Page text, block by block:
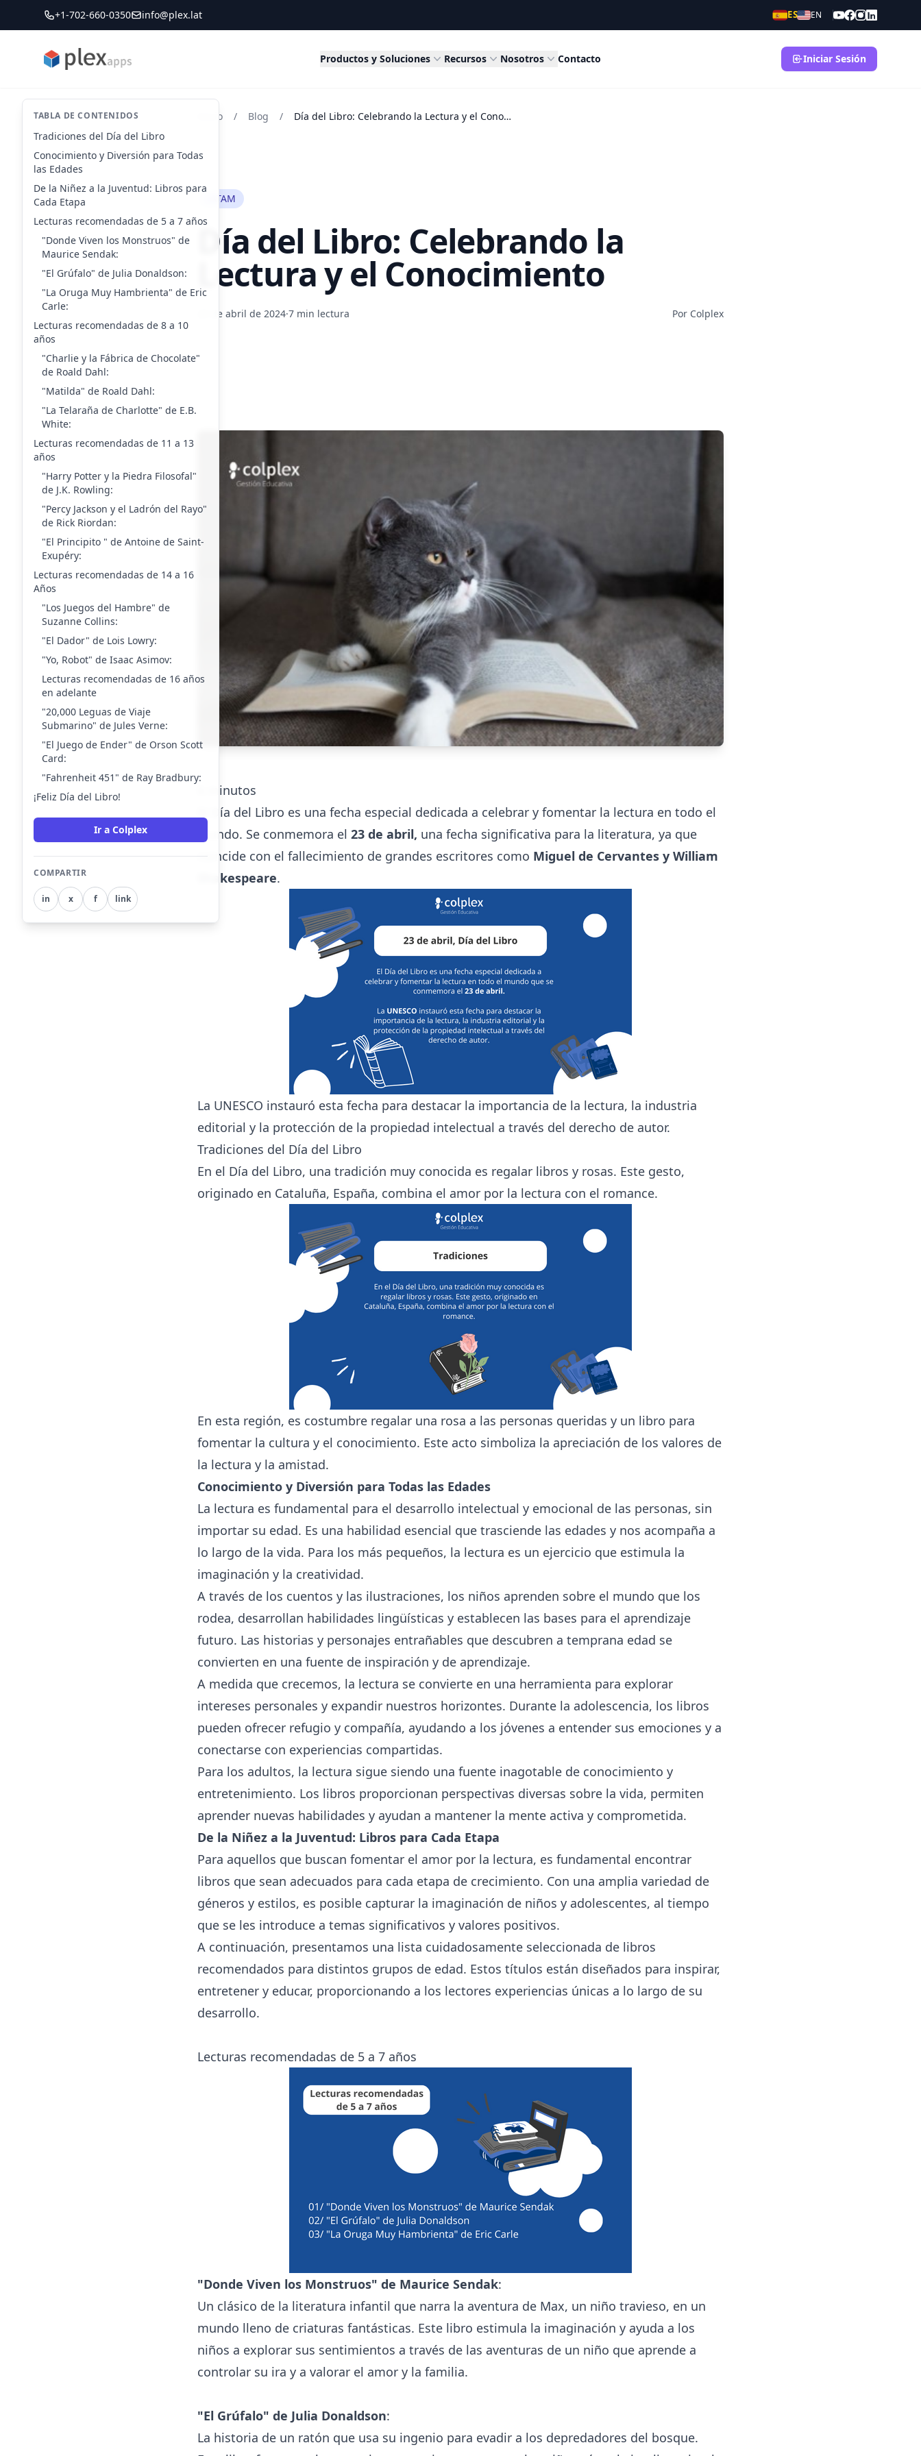
+1-702-660-0350 info@plex.lat ES EN
PLEXapps Productos y Soluciones Recursos Nosotros Contacto Iniciar Sesión
Inicio / Blog / Día del Libro: Celebrando la Lectura y el Conocimiento
LATAM
Día del Libro: Celebrando la
Lectura y el Conocimiento
23 de abril de 2024·7 min lectura Por Colplex
TABLA DE CONTENIDOS
Tradiciones del Día del Libro
Conocimiento y Diversión para Todas
las Edades
De la Niñez a la Juventud: Libros para
Cada Etapa
Lecturas recomendadas de 5 a 7 años
"Donde Viven los Monstruos" de
Maurice Sendak:
"El Grúfalo" de Julia Donaldson:
"La Oruga Muy Hambrienta" de Eric
Carle:
Lecturas recomendadas de 8 a 10
años
"Charlie y la Fábrica de Chocolate"
de Roald Dahl:
"Matilda" de Roald Dahl:
"La Telaraña de Charlotte" de E.B.
White:
Lecturas recomendadas de 11 a 13
años
"Harry Potter y la Piedra Filosofal"
de J.K. Rowling:
"Percy Jackson y el Ladrón del Rayo"
de Rick Riordan:
"El Principito " de Antoine de Saint-
Exupéry:
Lecturas recomendadas de 14 a 16
Años
"Los Juegos del Hambre" de
Suzanne Collins:
"El Dador" de Lois Lowry:
"Yo, Robot" de Isaac Asimov:
Lecturas recomendadas de 16 años
en adelante
"20,000 Leguas de Viaje
Submarino" de Jules Verne:
"El Juego de Ender" de Orson Scott
Card:
"Fahrenheit 451" de Ray Bradbury:
¡Feliz Día del Libro!
Ir a Colplex
COMPARTIR
in x f link
minutos
El Día del Libro es una fecha especial dedicada a celebrar y fomentar la lectura en todo el
mundo. Se conmemora el 23 de abril, una fecha significativa para la literatura, ya que
coincide con el fallecimiento de grandes escritores como Miguel de Cervantes y William
Shakespeare.
La UNESCO instauró esta fecha para destacar la importancia de la lectura, la industria
editorial y la protección de la propiedad intelectual a través del derecho de autor.
Tradiciones del Día del Libro
En el Día del Libro, una tradición muy conocida es regalar libros y rosas. Este gesto,
originado en Cataluña, España, combina el amor por la lectura con el romance.
En esta región, es costumbre regalar una rosa a las personas queridas y un libro para
fomentar la cultura y el conocimiento. Este acto simboliza la apreciación de los valores de
la lectura y la amistad.
Conocimiento y Diversión para Todas las Edades
La lectura es fundamental para el desarrollo intelectual y emocional de las personas, sin
importar su edad. Es una habilidad esencial que trasciende las edades y nos acompaña a
lo largo de la vida. Para los más pequeños, la lectura es un ejercicio que estimula la
imaginación y la creatividad.
A través de los cuentos y las ilustraciones, los niños aprenden sobre el mundo que los
rodea, desarrollan habilidades lingüísticas y establecen las bases para el aprendizaje
futuro. Las historias y personajes entrañables que descubren a temprana edad se
convierten en una fuente de inspiración y de aprendizaje.
A medida que crecemos, la lectura se convierte en una herramienta para explorar
intereses personales y expandir nuestros horizontes. Durante la adolescencia, los libros
pueden ofrecer refugio y compañía, ayudando a los jóvenes a entender sus emociones y a
conectarse con experiencias compartidas.
Para los adultos, la lectura sigue siendo una fuente inagotable de conocimiento y
entretenimiento. Los libros proporcionan perspectivas diversas sobre la vida, permiten
aprender nuevas habilidades y ayudan a mantener la mente activa y comprometida.
De la Niñez a la Juventud: Libros para Cada Etapa
Para aquellos que buscan fomentar el amor por la lectura, es fundamental encontrar
libros que sean adecuados para cada etapa de crecimiento. Con una amplia variedad de
géneros y estilos, es posible capturar la imaginación de niños y adolescentes, al tiempo
que se les introduce a temas significativos y valores positivos.
A continuación, presentamos una lista cuidadosamente seleccionada de libros
recomendados para distintos grupos de edad. Estos títulos están diseñados para inspirar,
entretener y educar, proporcionando a los lectores experiencias únicas a lo largo de su
desarrollo.
Lecturas recomendadas de 5 a 7 años
"Donde Viven los Monstruos" de Maurice Sendak:
Un clásico de la literatura infantil que narra la aventura de Max, un niño travieso, en un
mundo lleno de criaturas fantásticas. Este libro estimula la imaginación y ayuda a los
niños a explorar sus sentimientos a través de las aventuras de un niño que aprende a
controlar su ira y a valorar el amor y la familia.
"El Grúfalo" de Julia Donaldson:
La historia de un ratón que usa su ingenio para evadir a los depredadores del bosque.